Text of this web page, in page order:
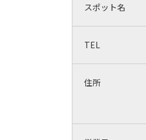
スポット名
TEL
住所